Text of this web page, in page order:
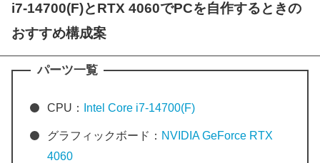
i7-14700(F)とRTX 4060でPCを自作するときの
おすすめ構成案
パーツ一覧
CPU： Intel Core i7-14700(F)
グラフィックボード： NVIDIA GeForce RTX
4060